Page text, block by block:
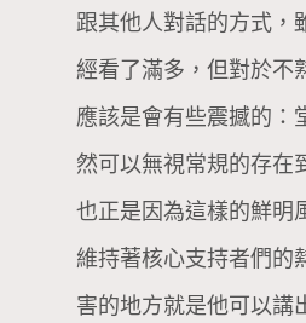
跟其他人對話的方式，
經看了滿多，但對於不
應該是會有些震撼的：
然可以無視常規的存在
也正是因為這樣的鮮明
維持著核心支持者們的
害的地方就是他可以講